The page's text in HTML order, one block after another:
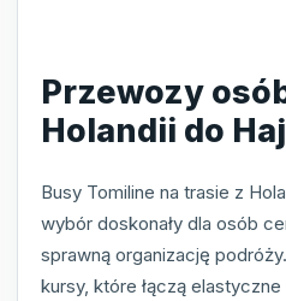
Przewozy
Holandii do
Busy Tomiline na trasie z
wybór doskonały dla osób
sprawną organizację
kursy, które łączą